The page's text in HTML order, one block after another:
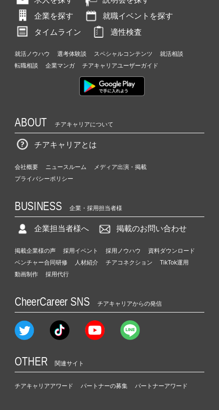
企業を探す
就職イベントを探す
タイムライン
適性検査
就活ノウハウ 選考体験談 スペシャルコンテンツ
就活相談
転職相談
企業マンガ チアキャリアユーザーガイド
ABOUT チアキャリアについて
チアキャリアとは
会社概要 ニュースルーム
メディア出演・掲載
プライバシーポリシー
BUSINESS 企業・採用担当者様
企業担当者様へ 掲載のお問い合わせ
掲載企業様の声 採用イベント 採用ノウハウ
資料ダウンロード
ベンチャー合同研修
人材紹介 チアコネクション
TikTok運用
動画制作
採用代行
CheerCareer SNS チアキャリアからの発信
OTHER 関連サイト
チアキャリアアワード パートナーの募集 パートナーアワード